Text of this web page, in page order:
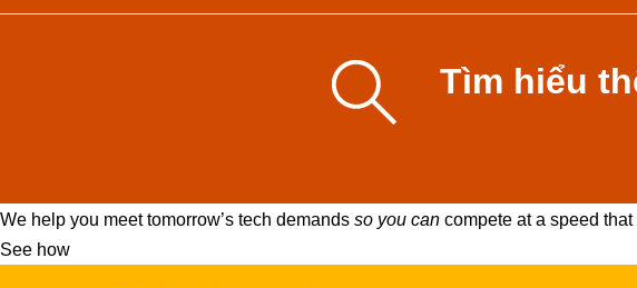
Tìm hiểu
We help you meet tomorrow’s tech demands so you can compete at a speed
See how